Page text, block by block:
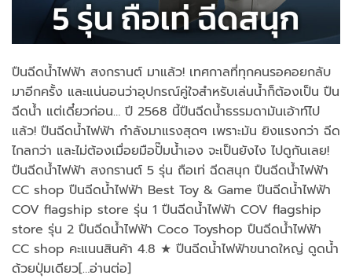
ปืนฉีดน้ำไฟฟ้า สงกรานต์ มาแล้ว! เทศกาลที่ทุกคนรอคอยกลับ
มาอีกครั้ง และแน่นอนว่าอุปกรณ์คู่ใจสำหรับเล่นน้ำก็ต้องเป็น ปืน
ฉีดน้ำ แต่เดี๋ยวก่อน… ปี 2568 นี้ปืนฉีดน้ำธรรมดามันเอ้าท์ไป
แล้ว! ปืนฉีดน้ำไฟฟ้า กำลังมาแรงสุดๆ เพราะมัน ยิงแรงกว่า ฉีด
ไกลกว่า และไม่ต้องเมื่อยมือปั๊มน้ำเอง จะเป็นยังไง ไปดูกันเลย!
ปืนฉีดน้ำไฟฟ้า สงกรานต์ 5 รุ่น ถือเท่ ฉีดสนุก ปืนฉีดน้ำไฟฟ้า
CC shop ปืนฉีดน้ำไฟฟ้า Best Toy & Game ปืนฉีดน้ำไฟฟ้า
COV flagship store รุ่น 1 ปืนฉีดน้ำไฟฟ้า COV flagship
store รุ่น 2 ปืนฉีดน้ำไฟฟ้า Coco Toyshop ปืนฉีดน้ำไฟฟ้า
CC shop คะแนนสินค้า 4.8 ★ ปืนฉีดน้ำไฟฟ้าขนาดใหญ่ ดูดน้ำ
ด้วยปุ่มเดียว[…อ่านต่อ]